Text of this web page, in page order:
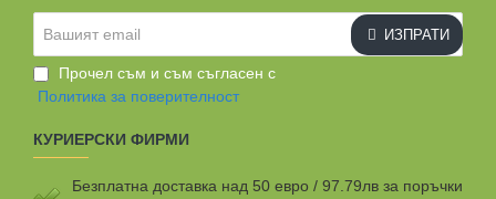
email
ИЗПРАТИ
Прочел съм и съм съгласен с
Политика за поверителност
КУРИЕРСКИ ФИРМИ
Безплатна доставка над 50 евро / 97.79лв за поръчки